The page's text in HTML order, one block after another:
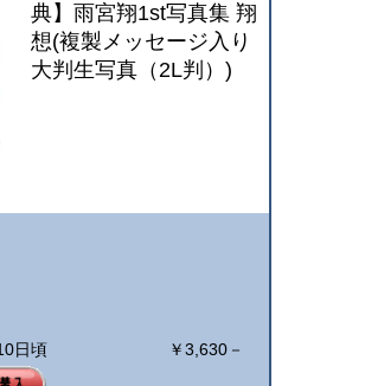
典】雨宮翔1st写真集 翔
想(複製メッセージ入り
大判生写真（2L判）)
日頃 ￥3,630－